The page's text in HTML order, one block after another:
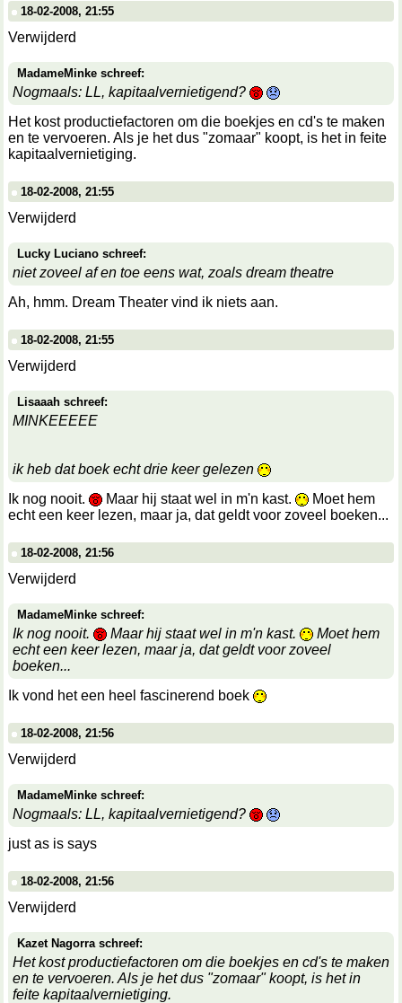
18-02-2008, 21:55
Verwijderd
MadameMinke schreef:
Nogmaals: LL, kapitaalvernietigend?
Het kost productiefactoren om die boekjes en cd's te maken
en te vervoeren. Als je het dus "zomaar" koopt, is het in feite
kapitaalvernietiging.
18-02-2008, 21:55
Verwijderd
Lucky Luciano schreef:
niet zoveel af en toe eens wat, zoals dream theatre
Ah, hmm. Dream Theater vind ik niets aan.
18-02-2008, 21:55
Verwijderd
Lisaaah schreef:
MINKEEEEE
ik heb dat boek echt drie keer gelezen
Ik nog nooit.
Maar hij staat wel in m'n kast.
Moet hem
echt een keer lezen, maar ja, dat geldt voor zoveel boeken...
18-02-2008, 21:56
Verwijderd
MadameMinke schreef:
Ik nog nooit. Maar hij staat wel in m'n kast.
Moet hem
echt een keer lezen, maar ja, dat geldt voor zoveel
boeken...
Ik vond het een heel fascinerend boek
18-02-2008, 21:56
Verwijderd
MadameMinke schreef:
Nogmaals: LL, kapitaalvernietigend?
just as is says
18-02-2008, 21:56
Verwijderd
Kazet Nagorra schreef:
Het kost productiefactoren om die boekjes en cd's te maken
en te vervoeren. Als je het dus "zomaar" koopt, is het in
feite kapitaalvernietiging.